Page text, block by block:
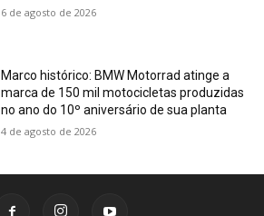
6 de agosto de 2026
Marco histórico: BMW Motorrad atinge a
marca de 150 mil motocicletas produzidas
no ano do 10º aniversário de sua planta
4 de agosto de 2026